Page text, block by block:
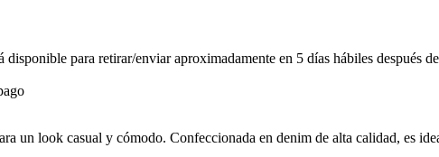
para retirar/enviar aproximadamente en 5 días hábiles después
un look casual y cómodo. Confeccionada en denim de alta calidad, es